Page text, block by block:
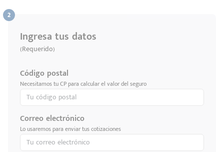
Ingresa tus datos
(Requerido)
Código postal
Necesitamos tu CP para calcular el valor del seguro
Correo electrónico
Lo usaremos para enviar tus cotizaciones